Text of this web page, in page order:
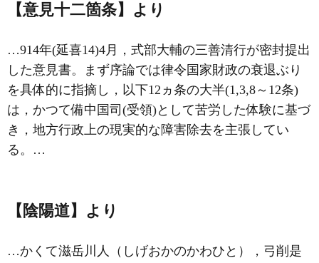
【意見十二箇条】より
…914年(延喜14)4月，式部大輔の三善清行が密封提出
した意見書。まず序論では律令国家財政の衰退ぶり
を具体的に指摘し，以下12ヵ条の大半(1,3,8～12条)
は，かつて備中国司(受領)として苦労した体験に基づ
き，地方行政上の現実的な障害除去を主張してい
る。…
【陰陽道】より
…かくて滋岳川人（しげおかのかわひと），弓削是